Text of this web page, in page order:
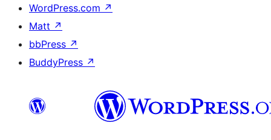
WordPress.com ↗
Matt ↗
bbPress ↗
BuddyPress ↗